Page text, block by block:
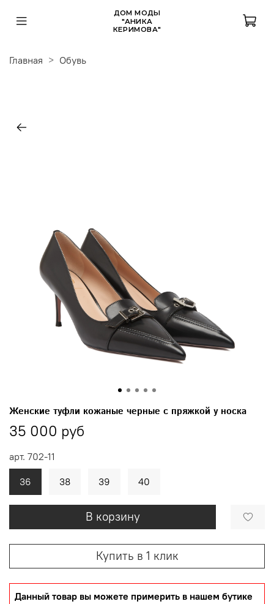
ДОМ МОДЫ
"АНИКА
КЕРИМОВА"
Главная Обувь
арт. 702-11
Женские туфли кожаные черные с пряжкой у носка
35 000 руб
В корзину
Купить в 1 клик
Данный товар вы можете примерить в нашем бутике
36 38 39 40